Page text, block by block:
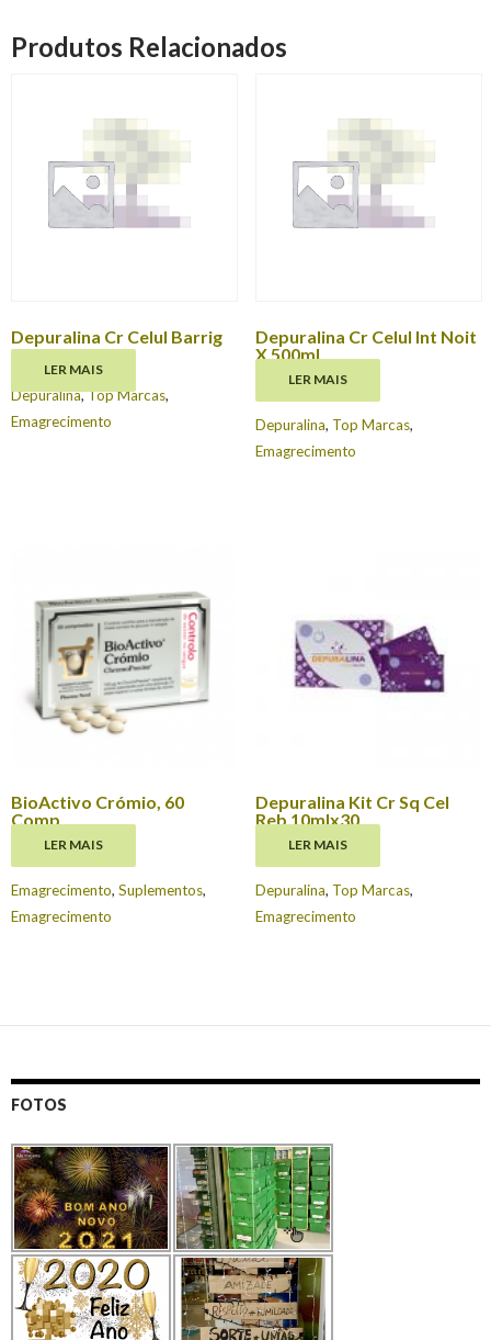
Produtos Relacionados
Depuralina Cr Celul Barrig
Cox 250ml
LER MAIS
Depuralina,Top Marcas,
Emagrecimento
Depuralina Cr Celul Int Noit
X 500ml
47.89LER MAIS
Depuralina, Top Marcas,
Emagrecimento
BioActivo Crómio, 60
Comp
16.95LER MAIS
Emagrecimento, Suplementos,
Emagrecimento
Depuralina Kit Cr Sq Cel
Reb 10mlx30
45.97LER MAIS
Depuralina, Top Marcas,
Emagrecimento
FOTOS